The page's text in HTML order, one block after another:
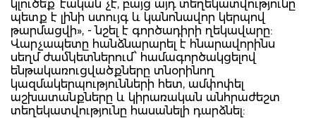
կլուծեք՝ էական չէ, բայց այդ տեղեկատվությունը
պետք է լինի ստույգ և կանոնավոր կերպով
թարմացվի», - նշել է գործադիրի ղեկավարը:
Վարչապետը հանձնարարել է հնարավորինս
սեղմ ժամկետներում՝ համագործակցելով
ենթակառուցվածքները տնօրինող
կազմակերպությունների հետ, ամփոփել
աշխատանքները և կիրառական անհրաժեշտ
տեղեկատվությունը հասանելի դարձնել: